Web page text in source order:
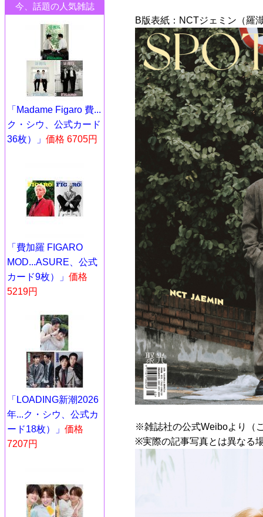
今、話題の人気雑誌
「Madame Figaro 費...
ク・シウ、公式カード
36枚）」 価格 6705円
「費加羅 FIGARO
MOD...ASURE、公式
カード9枚）」 価格
5219円
「LOADING新潮2026
年...ク・シウ、公式カ
ード18枚）」 価格
7207円
B版表紙：NCTジェミン（羅
※雑誌社の公式Weiboより（
※実際の記事写真とは異なる